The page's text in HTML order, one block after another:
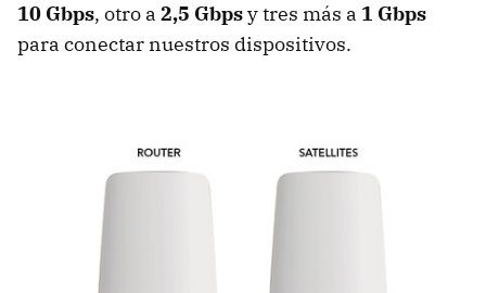
10 Gbps, otro a 2,5 Gbpsy tres más a 1 Gbps
para conectar nuestros dispositivos.